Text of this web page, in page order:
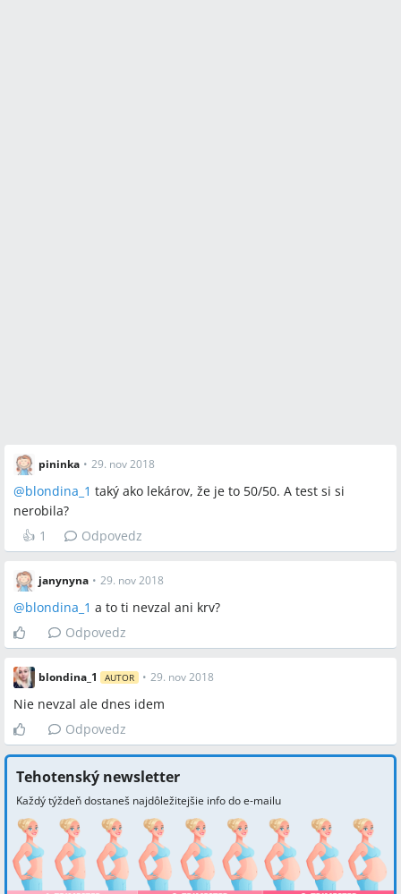
pininka • 29. nov 2018
@blondina_1 taký ako lekárov, že je to 50/50. A test si si
nerobila?
👍 1 Odpovedz
janynyna • 29. nov 2018
@blondina_1 a to ti nevzal ani krv?
Odpovedz
blondina_1 AUTOR • 29. nov 2018
Nie nevzal ale dnes idem
Odpovedz
Tehotenský newsletter
Každý týždeň dostaneš najdôležitejšie info do e-mailu